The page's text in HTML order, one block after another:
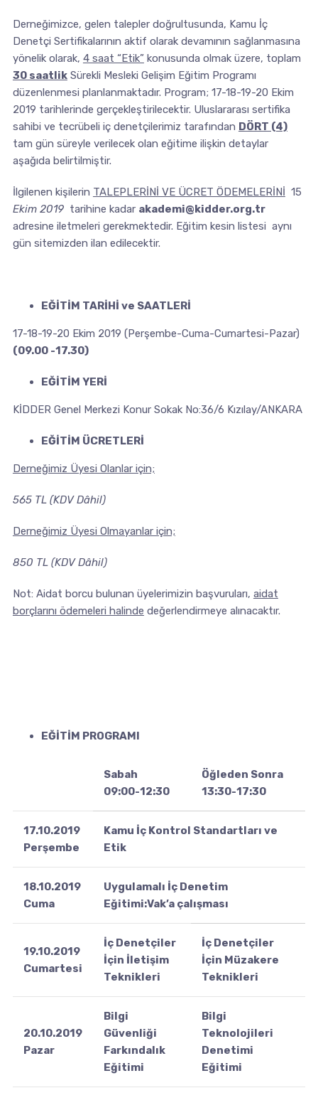
Derneğimizce, gelen talepler doğrultusunda, Kamu İç
Denetçi Sertifikalarının aktif olarak devamının sağlanmasına
yönelik olarak, 4 saat “Etik”konusunda olmak üzere, toplam
30 saatlikSürekli Mesleki Gelişim Eğitim Programı
düzenlenmesi planlanmaktadır. Program; 17-18-19-20 Ekim
2019 tarihlerinde gerçekleştirilecektir. Uluslararası sertifika
sahibi ve tecrübeli iç denetçilerimiz tarafından DÖRT (4)
tam gün süreyle verilecek olan eğitime ilişkin detaylar
aşağıda belirtilmiştir.
İlgilenen kişilerin TALEPLERİNİ VE ÜCRET ÖDEMELERİNİ 15
Ekim 2019tarihine kadar akademi@kidder.org.tr
adresine iletmeleri gerekmektedir. Eğitim kesin listesi aynı
gün sitemizden ilan edilecektir.
EĞİTİM TARİHİ ve SAATLERİ
17-18-19-20 Ekim 2019 (Perşembe-Cuma-Cumartesi-Pazar)
(09.00 -17.30)
EĞİTİM YERİ
KİDDER Genel Merkezi Konur Sokak No:36/6 Kızılay/ANKARA
EĞİTİM ÜCRETLERİ
Derneğimiz Üyesi Olanlar için;
565 TL (KDV Dâhil)
Derneğimiz Üyesi Olmayanlar için;
850 TL (KDV Dâhil)
Not: Aidat borcu bulunan üyelerimizin başvuruları, aidat
borçlarını ödemeleri halinde değerlendirmeye alınacaktır.
EĞİTİM PROGRAMI
Sabah
09:00-12:30
Öğleden Sonra
13:30-17:30
17.10.2019
Perşembe
Kamu İç Kontrol Standartları ve
Etik
18.10.2019
Cuma
Uygulamalı İç Denetim
Eğitimi:Vak’a çalışması
19.10.2019
Cumartesi
İç Denetçiler
İçin İletişim
Teknikleri
İç Denetçiler
İçin Müzakere
Teknikleri
20.10.2019
Pazar
Bilgi
Güvenliği
Farkındalık
Eğitimi
Bilgi
Teknolojileri
Denetimi
Eğitimi